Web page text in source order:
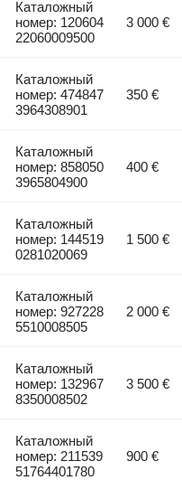
Каталожный
номер: 120604
22060009500
3 000 €
Каталожный
номер: 474847
3964308901
350 €
Каталожный
номер: 858050
3965804900
400 €
Каталожный
номер: 144519
0281020069
1 500 €
Каталожный
номер: 927228
5510008505
2 000 €
Каталожный
номер: 132967
8350008502
3 500 €
Каталожный
номер: 211539
51764401780
900 €